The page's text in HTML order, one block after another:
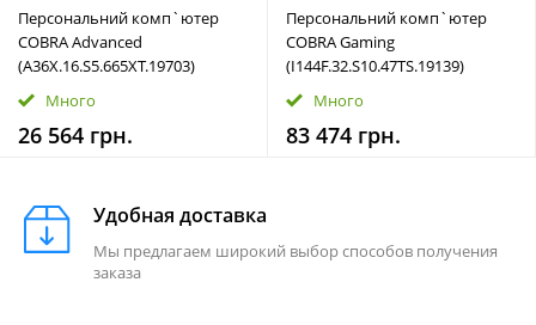
Персональний комп`ютер
COBRA Advanced
(A36X.16.S5.665XT.19703)
Много
26 564 грн.
Персональний комп`ютер
COBRA Gaming
(I144F.32.S10.47TS.19139)
Много
83 474 грн.
Удобная доставка
Мы предлагаем широкий выбор способов получения
заказа